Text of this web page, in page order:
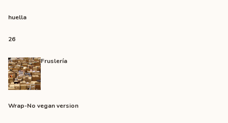
huella
26
Fruslería
Wrap-No vegan version